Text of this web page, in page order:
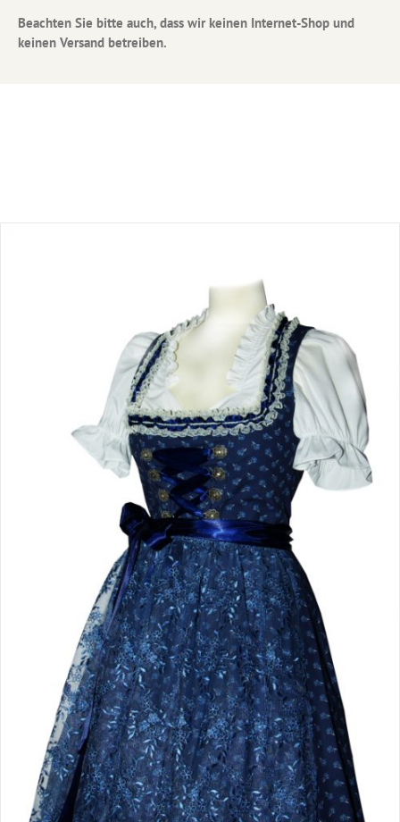
Beachten Sie bitte auch, dass wir keinen Internet-Shop und
keinen Versand betreiben.